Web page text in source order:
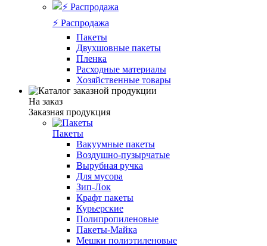
⚡️ Распродажа
Пакеты
Двухшовные пакеты
Пленка
Расходные материалы
Хозяйственные товары
На заказ
Заказная продукция
Пакеты
Вакуумные пакеты
Воздушно-пузырчатые
Вырубная ручка
Для мусора
Зип-Лок
Крафт пакеты
Курьерские
Полипропиленовые
Пакеты-Майка
Мешки полиэтиленовые